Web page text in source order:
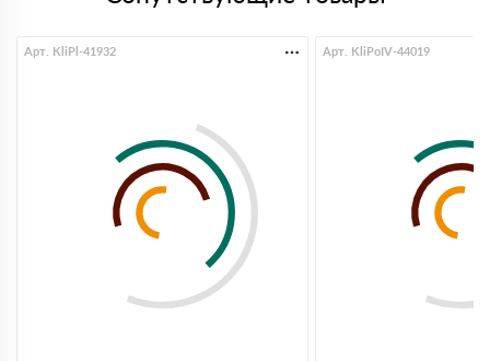
Арт. KliPl-41932 Арт. KliPoIV-44019